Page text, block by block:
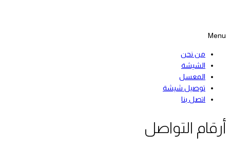
Menu
من نحن
الشيشة
المعسل
توصيل شيشة
اتصل بنا
أرقام التواصل